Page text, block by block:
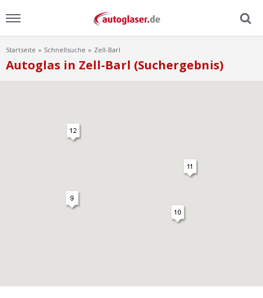
Home
Startseite Schnellsuche Zell-Barl
Autoglas in Zell-Barl (Suchergebnis)